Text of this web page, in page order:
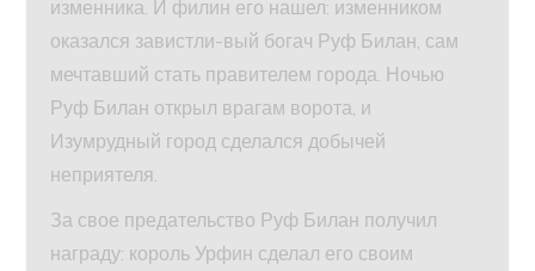
изменника. И филин его нашел: изменником
оказался завистли-вый богач Руф Билан, сам
мечтавший стать правителем города. Ночью
Руф Билан открыл врагам ворота, и
Изумрудный город сделался добычей
неприятеля.
За свое предательство Руф Билан получил
награду: король Урфин сделал его своим